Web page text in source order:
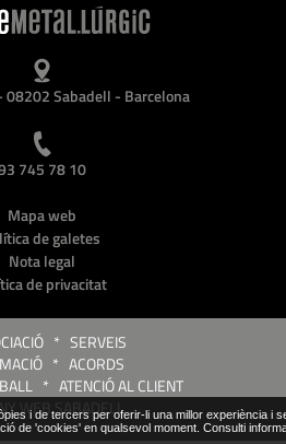
i de tercers per oferir-li una millor experiència
de 'cookies' en qualsevol moment. Consulti
Sabadell - Barcelona
745 78 10
Mapa web
de galetes
Nota legal
de privacitat
* SERVEIS
* ACORDS
* ATENCIÓ AL CLIENT
WEB SABADELL